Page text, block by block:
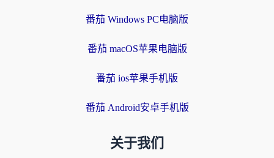
番茄 Windows PC电脑版
番茄 macOS苹果电脑版
番茄 ios苹果手机版
番茄 Android安卓手机版
关于我们